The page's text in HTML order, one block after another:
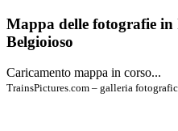
Mappa delle fotografie
Belgioioso
Caricamento mappa in corso...
TrainsPictures.com – galleria